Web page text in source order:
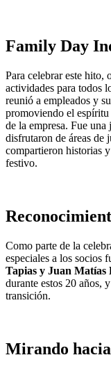
Family Day
Para celebrar este hito,
actividades para todos
reunió a empleados y
promoviendo el
de la empresa. Fue
disfrutaron de áreas de
compartieron historias
festivo.
Como parte de la
especiales a los socios
Tapias y Juan Matías
durante estos 20 años,
transición.
Mirando